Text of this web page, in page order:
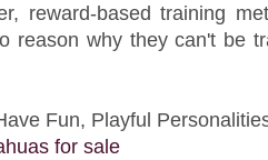
reward-based training
reason why they can't be
Fun, Playful
for sale